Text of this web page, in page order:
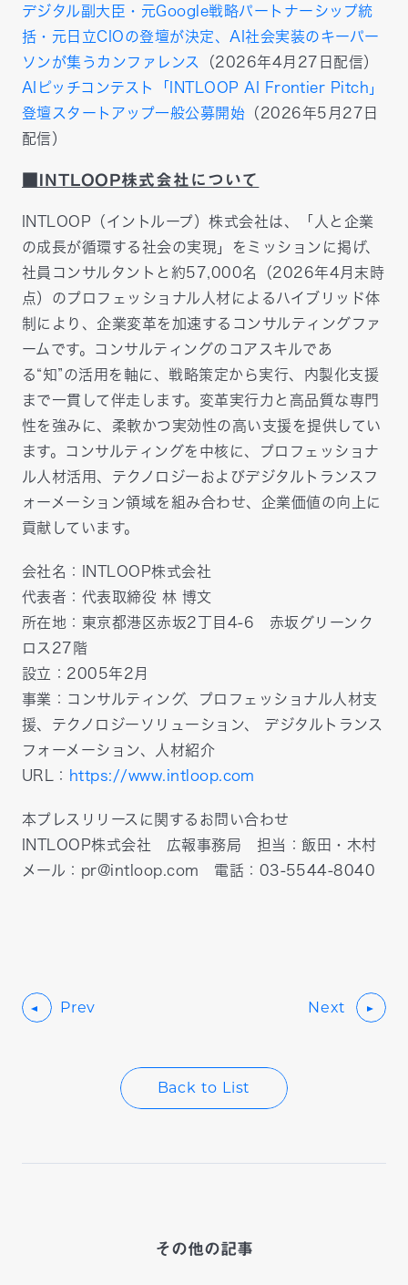
デジタル副大臣・元Google戦略パートナーシップ統
括・元日立CIOの登壇が決定、AI社会実装のキーパー
ソンが集うカンファレンス
（2026年4月27日配信）
AIピッチコンテスト「INTLOOP AI Frontier Pitch」
登壇スタートアップ一般公募開始 （2026年5月27日
配信）
■INTLOOP株式会社について
INTLOOP（イントループ）株式会社は、「人と企業
の成長が循環する社会の実現」をミッションに掲げ、
社員コンサルタントと約57,000名（2026年4月末時
点）のプロフェッショナル人材によるハイブリッド体
制により、企業変革を加速するコンサルティングファ
ームです。コンサルティングのコアスキルであ
る“知”の活用を軸に、戦略策定から実行、内製化支援
まで一貫して伴走します。変革実行力と高品質な専門
性を強みに、柔軟かつ実効性の高い支援を提供してい
ます。コンサルティングを中核に、プロフェッショナ
ル人材活用、テクノロジーおよびデジタルトランスフ
ォーメーション領域を組み合わせ、企業価値の向上に
貢献しています。
会社名：INTLOOP株式会社
代表者：代表取締役 林 博文
所在地：東京都港区赤坂2丁目4-6 赤坂グリーンク
ロス27階
設立：2005年2月
事業：コンサルティング、プロフェッショナル人材支
援、テクノロジーソリューション、 デジタルトランス
フォーメーション、人材紹介
URL：
https://www.intloop.com
本プレスリリースに関するお問い合わせ
INTLOOP株式会社 広報事務局 担当：飯田・木村
メール：pr@intloop.com 電話：03-5544-8040
Prev
Back to List
Next
その他の記事